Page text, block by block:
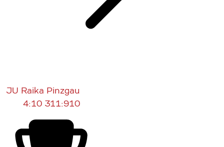
JU Raika Pinzgau
4:10 311:910